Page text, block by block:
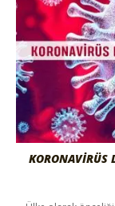
KORONAVIRÜS